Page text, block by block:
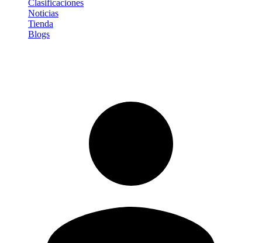
Clasificaciones
Noticias
Tienda
Blogs